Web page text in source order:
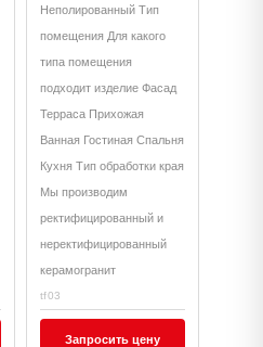
Неполированный Тип
помещения Для какого
типа помещения
подходит изделие Фасад
Терраса Прихожая
Ванная Гостиная Спальня
Кухня Тип обработки края
Мы производим
ректифицированный и
неректифицированный
керамогранит
tf03
Запросить цену